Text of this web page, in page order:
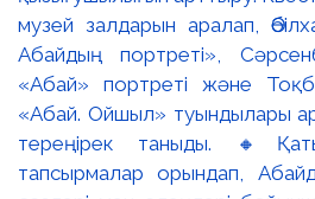
музей залдарын аралап,
Абайдың портреті»,
«Абай» портреті және
«Абай. Ойшыл» туындылары
тереңірек таныды.
тапсырмалар орындап,